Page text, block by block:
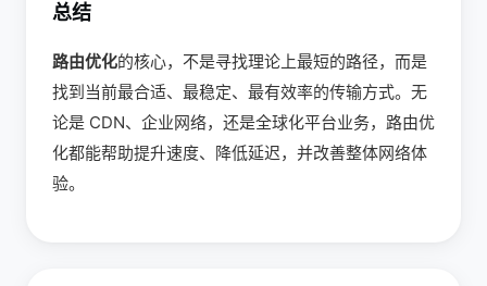
总结
路由优化的核心，不是寻找理论上最短的路径，而是
找到当前最合适、最稳定、最有效率的传输方式。无
论是 CDN、企业网络，还是全球化平台业务，路由优
化都能帮助提升速度、降低延迟，并改善整体网络体
验。